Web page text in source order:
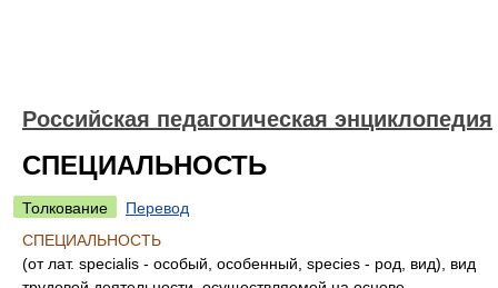
Российская педагогическая энциклопедия
СПЕЦИАЛЬНОСТЬ
Толкование
Перевод
СПЕЦИАЛЬНОСТЬ
(от лат. specialis - особый, особенный, species - род, вид), вид